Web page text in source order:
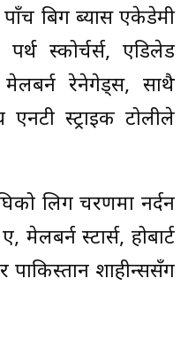
बिग ब्यास एकेडेमी
स्कोर्चर्स, एडिलेड
मेलबर्न रेनेगेड्स, साथै
स्ट्राइक टोलीले
लिग चरणमा नर्दन
मेलबर्न स्टार्स, होबार्ट
पाकिस्तान शाहीन्ससँग